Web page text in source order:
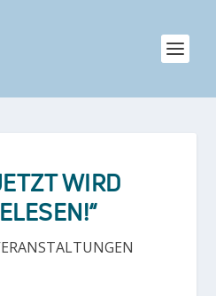
WIRD